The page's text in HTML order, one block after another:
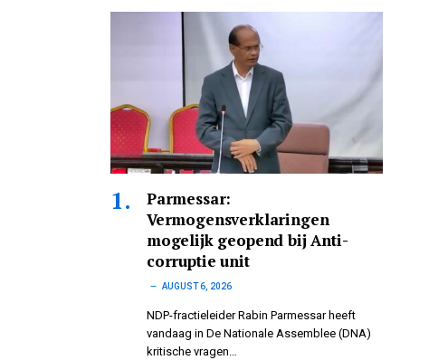
Parmessar:
Vermogensverklaringen
mogelijk geopend bij Anti-
corruptie unit
AUGUST 6, 2026
NDP-fractieleider Rabin Parmessar heeft
vandaag in De Nationale Assemblee (DNA)
kritische vragen…